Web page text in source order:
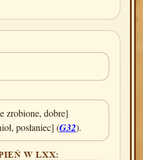
zrobione, dobre]
posłaniec] (G32).
W LXX: